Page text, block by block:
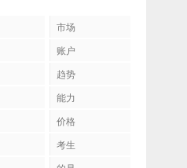
市场
账户
趋势
能力
价格
考生